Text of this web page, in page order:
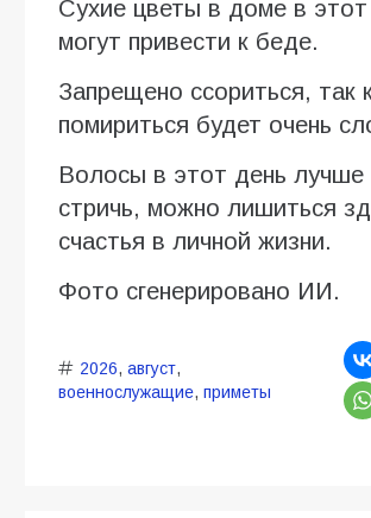
Сухие цветы в доме в этот
могут привести к беде.
Запрещено ссориться, так
помириться будет очень
Волосы в этот день лучше
стричь, можно лишиться
счастья в личной жизни.
Фото сгенерировано ИИ.
2026, август,
военнослужащие, приметы